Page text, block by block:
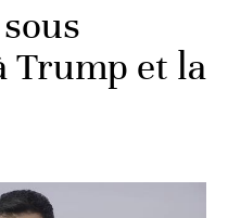
Trump et la